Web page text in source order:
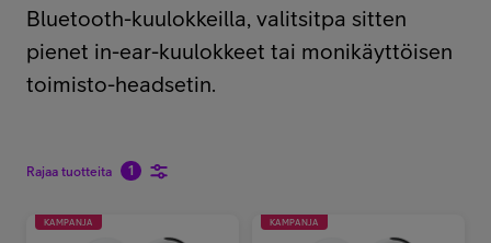
Inspiroidu
Bluetooth-kuulokkeilla, valitsitpa sitten
pienet in-ear-kuulokkeet tai monikäyttöisen
toimisto-headsetin.
Rajaa tuotteita 1
KAMPANJA KAMPANJA